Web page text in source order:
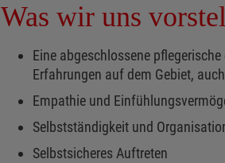
Was wir uns
Eine abgeschlossene
Erfahrungen auf dem Gebiet,
Empathie und
Selbstständigkeit und
Selbstsicheres Auftreten